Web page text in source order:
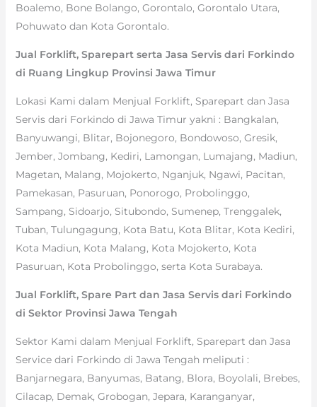
Boalemo, Bone Bolango, Gorontalo, Gorontalo Utara,
Pohuwato dan Kota Gorontalo.
Jual Forklift, Sparepart serta Jasa Servis dari Forkindo
di Ruang Lingkup Provinsi Jawa Timur
Lokasi Kami dalam Menjual Forklift, Sparepart dan Jasa
Servis dari Forkindo di Jawa Timur yakni : Bangkalan,
Banyuwangi, Blitar, Bojonegoro, Bondowoso, Gresik,
Jember, Jombang, Kediri, Lamongan, Lumajang, Madiun,
Magetan, Malang, Mojokerto, Nganjuk, Ngawi, Pacitan,
Pamekasan, Pasuruan, Ponorogo, Probolinggo,
Sampang, Sidoarjo, Situbondo, Sumenep, Trenggalek,
Tuban, Tulungagung, Kota Batu, Kota Blitar, Kota Kediri,
Kota Madiun, Kota Malang, Kota Mojokerto, Kota
Pasuruan, Kota Probolinggo, serta Kota Surabaya.
Jual Forklift, Spare Part dan Jasa Servis dari Forkindo
di Sektor Provinsi Jawa Tengah
Sektor Kami dalam Menjual Forklift, Sparepart dan Jasa
Service dari Forkindo di Jawa Tengah meliputi :
Banjarnegara, Banyumas, Batang, Blora, Boyolali, Brebes,
Cilacap, Demak, Grobogan, Jepara, Karanganyar,